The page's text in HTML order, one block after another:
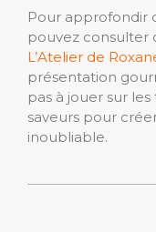
Pour approfondir
pouvez consulter
L’Atelier de
présentation
pas à jouer sur
saveurs pour
inoubliable.